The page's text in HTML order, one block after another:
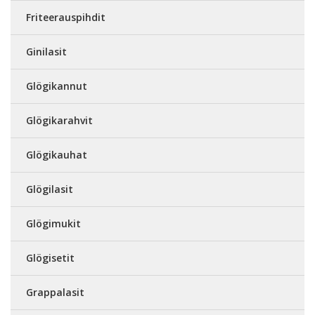
Friteerauspihdit
Ginilasit
Glögikannut
Glögikarahvit
Glögikauhat
Glögilasit
Glögimukit
Glögisetit
Grappalasit